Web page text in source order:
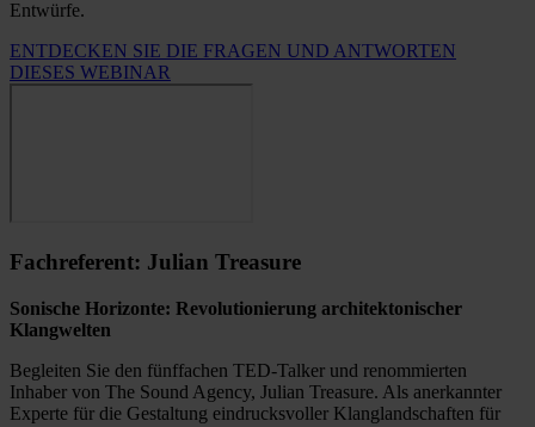
Entwürfe.
ENTDECKEN SIE DIE FRAGEN UND ANTWORTEN
DIESES WEBINAR
Fachreferent: Julian Treasure
Sonische Horizonte: Revolutionierung architektonischer
Klangwelten
Begleiten Sie den fünffachen TED-Talker und renommierten
Inhaber von The Sound Agency, Julian Treasure. Als anerkannter
Experte für die Gestaltung eindrucksvoller Klanglandschaften für